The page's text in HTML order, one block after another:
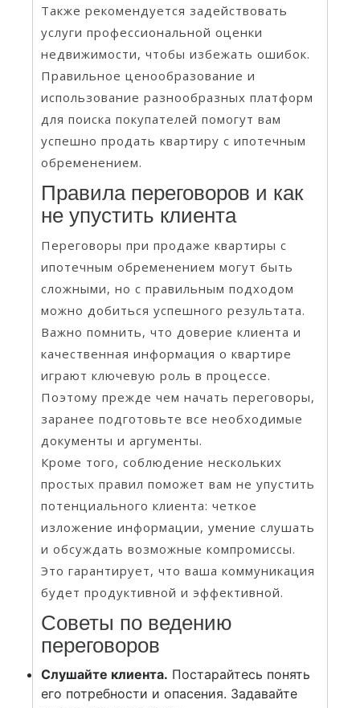
Также рекомендуется задействовать
услуги профессиональной оценки
недвижимости, чтобы избежать ошибок.
Правильное ценообразование и
использование разнообразных платформ
для поиска покупателей помогут вам
успешно продать квартиру с ипотечным
обременением.
Правила переговоров и как
не упустить клиента
Переговоры при продаже квартиры с
ипотечным обременением могут быть
сложными, но с правильным подходом
можно добиться успешного результата.
Важно помнить, что доверие клиента и
качественная информация о квартире
играют ключевую роль в процессе.
Поэтому прежде чем начать переговоры,
заранее подготовьте все необходимые
документы и аргументы.
Кроме того, соблюдение нескольких
простых правил поможет вам не упустить
потенциального клиента: четкое
изложение информации, умение слушать
и обсуждать возможные компромиссы.
Это гарантирует, что ваша коммуникация
будет продуктивной и эффективной.
Советы по ведению
переговоров
Слушайте клиента. Постарайтесь понять
его потребности и опасения. Задавайте